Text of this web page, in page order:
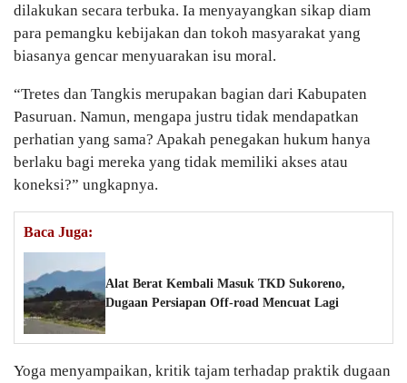
dilakukan secara terbuka. Ia menyayangkan sikap diam
para pemangku kebijakan dan tokoh masyarakat yang
biasanya gencar menyuarakan isu moral.
“Tretes dan Tangkis merupakan bagian dari Kabupaten
Pasuruan. Namun, mengapa justru tidak mendapatkan
perhatian yang sama? Apakah penegakan hukum hanya
berlaku bagi mereka yang tidak memiliki akses atau
koneksi?” ungkapnya.
Baca Juga:
Alat Berat Kembali Masuk TKD Sukoreno,
Dugaan Persiapan Off-road Mencuat Lagi
Yoga menyampaikan, kritik tajam terhadap praktik dugaan